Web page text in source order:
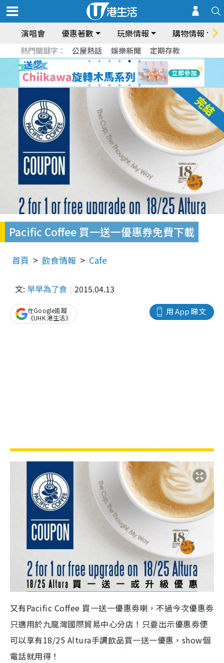
演唱會 優惠著數 玩樂情報 購物情報
熱門關鍵字： 公屋熱話 娛樂新聞 定期存款
Pacific Coffee 買一送一優惠券免費下載
首頁 飲食情報 Cafe
文: 早早為了食 2015.04.13
用 App 睇文
在Google追蹤
《UHK 港生活》
又有Pacific Coffee 買一送一優惠劵喇，不過今次優惠劵
只適用於九龍灣國際貿易中心分店！只要出示優惠劵便
可以享有18/25 Altura手調飲品買一送一優惠，show個
電話就用得！